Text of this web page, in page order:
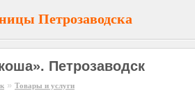
Петрозаводска
Петрозаводск
» Товары и услуги